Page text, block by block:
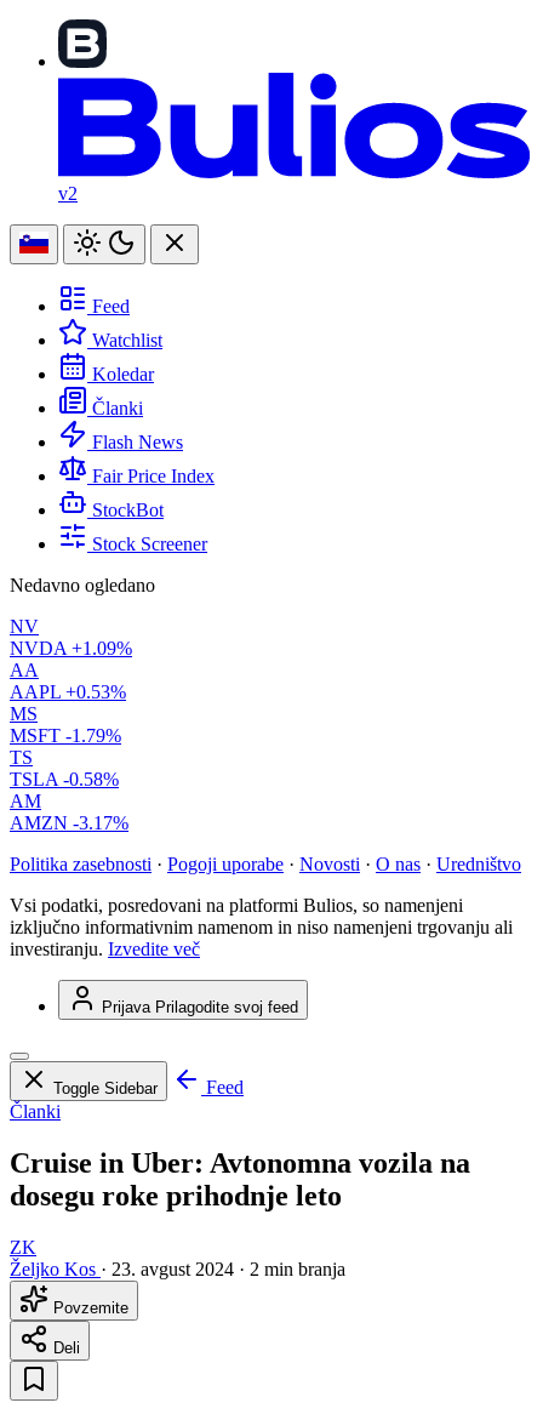
v2
Feed
Watchlist
Koledar
Članki
Flash News
Fair Price Index
StockBot
Stock Screener
Nedavno ogledano
NV
NVDA +1.09%
AA
AAPL +0.53%
MS
MSFT -1.79%
TS
TSLA -0.58%
AM
AMZN -3.17%
Politika zasebnosti · Pogoji uporabe · Novosti · O nas · Uredništvo
Vsi podatki, posredovani na platformi Bulios, so namenjeni
izključno informativnim namenom in niso namenjeni trgovanju ali
investiranju. Izvedite več
Prijava Prilagodite svoj feed
Toggle Sidebar
Feed
Članki
Cruise in Uber: Avtonomna vozila na
dosegu roke prihodnje leto
ZK
Željko Kos · 23. avgust 2024 · 2 min branja
Povzemite
Deli